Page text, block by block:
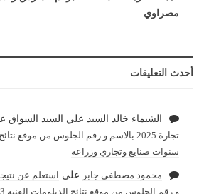
مصراوي
أحدث التعليقات
الشيماء خالد السيد علي السيد السواق
سنوات صنايع وتجاري وزراعة
محمود مصطفي جابر على